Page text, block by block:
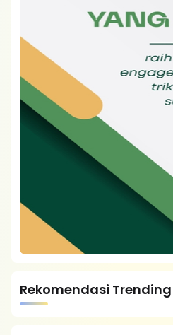
Rekomendasi Trending